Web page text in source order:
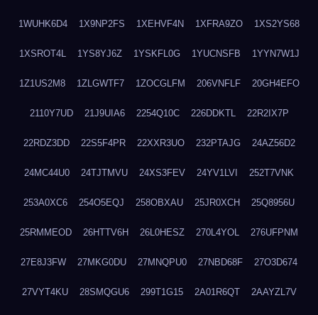
1WUHK6D4 1X9NP2FS 1XEHVF4N 1XFRA9ZO 1XS2YS68
1XSROT4L 1YS8YJ6Z 1YSKFL0G 1YUCNSFB 1YYN7W1J
1Z1US2M8 1ZLGWTF7 1ZOCGLFM 206VNFLF 20GH4EFO
2110Y7UD 21J9UIA6 2254Q10C 226DDKTL 22R2IX7P
22RDZ3DD 22S5F4PR 22XXR3UO 232PTAJG 24AZ56D2
24MC44U0 24TJTMVU 24XS3FEV 24YV1LVI 252T7VNK
253A0XC6 254O5EQJ 258OBXAU 25JR0XCH 25Q8956U
25RMMEOD 26HTTV6H 26L0HESZ 270L4YOL 276UFPNM
27E8J3FW 27MKG0DU 27MNQPU0 27NBD68F 27O3D674
27VYT4KU 28SMQGU6 299T1G15 2A01R6QT 2AAYZL7V